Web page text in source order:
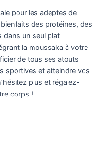
pour les adeptes de
des protéines, des
dans un seul plat
la moussaka à votre
de tous ses atouts
sportives et atteindre vos
plus et régalez-
corps !